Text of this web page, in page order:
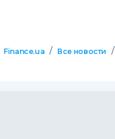
Finance.ua / Все новости /